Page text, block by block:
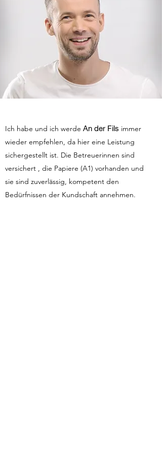
Ich habe und ich werde An der Fils immer
wieder empfehlen, da hier eine Leistung
sichergestellt ist. Die Betreuerinnen sind
versichert , die Papiere (A1) vorhanden und
sie sind zuverlässig, kompetent den
Bedürfnissen der Kundschaft annehmen.